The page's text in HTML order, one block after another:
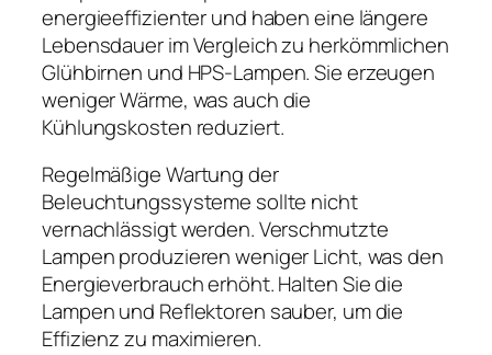
energieeffizienter und haben eine längere
Lebensdauer im Vergleich zu herkömmlichen
Glühbirnen und HPS-Lampen. Sie erzeugen
weniger Wärme, was auch die
Kühlungskosten reduziert.
Regelmäßige Wartung der
Beleuchtungssysteme sollte nicht
vernachlässigt werden. Verschmutzte
Lampen produzieren weniger Licht, was den
Energieverbrauch erhöht. Halten Sie die
Lampen und Reflektoren sauber, um die
Effizienz zu maximieren.